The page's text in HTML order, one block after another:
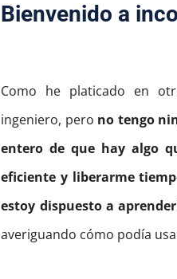
Bienvenido a
Como he platicado en
ingeniero, pero no tengo
entero de que hay algo
eficiente y liberarme
estoy dispuesto a
averiguando cómo podía